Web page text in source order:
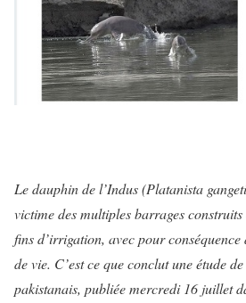
Le dauphin de l’Indus (Platanista
victime des multiples barrages
fins d’irrigation, avec pour
de vie. C’est ce que conclut une étude
pakistanais, publiée mercredi 16 juillet